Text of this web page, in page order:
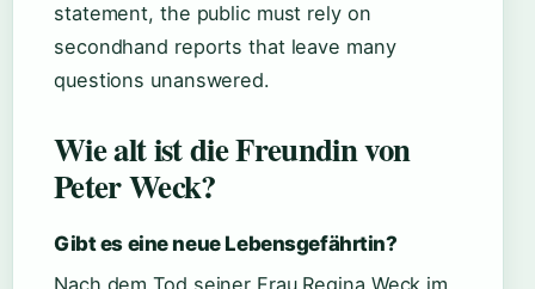
statement, the public must rely on
secondhand reports that leave many
questions unanswered.
Wie alt ist die Freundin von
Peter Weck?
Gibt es eine neue Lebensgefährtin?
Nach dem Tod seiner Frau Regina Weck im